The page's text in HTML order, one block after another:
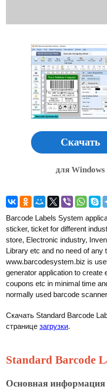
Скачать
для Windows
Barcode Labels System
sticker, ticket for different
store, Electronic industry,
Library etc and no need of any
www.barcodesystem.biz is
generator application to create
coupons etc in minimal time
normally used barcode
Скачать Standard Barcode
странице загрузки.
Standard Barcode
Основная